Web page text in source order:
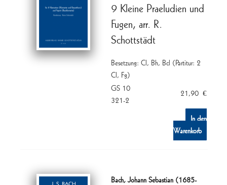
9 Kleine Praeludien und
Fugen, arr. R.
Schottstädt
Besetzung: Cl, Bh, Bcl (Partitur: 2
Cl, Fg)
GS 10
321-2
21,90 €
In den
Warenkorb
Bach, Johann Sebastian (1685-